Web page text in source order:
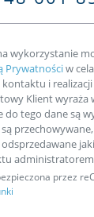
5 w
jest kolejną
odpowiednich
ów
do
poprzez
wykorzystanie
Prywatnościw
i realizacji
Klient wyraża
do tego dane są
administratorem
przez